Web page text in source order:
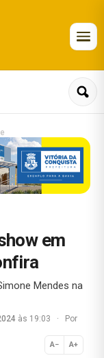
em
Mendes na
às 19:03 ·
Por
A− A+
Normal